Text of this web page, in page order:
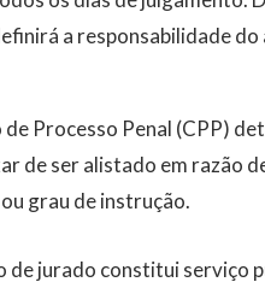
a responsabilidade
Processo Penal (CPP)
de ser alistado em razão
grau de instrução.
de jurado constitui serviço